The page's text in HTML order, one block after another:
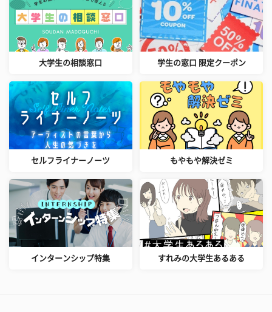
大学生の相談窓口 学生の窓口 限定クーポン
セルフライナーノーツ もやもや解決ゼミ
インターンシップ特集 すれみの大学生あるある